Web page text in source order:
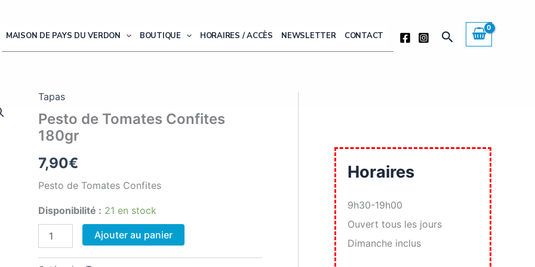
MAISON DE PAYS DU VERDON BOUTIQUE HORAIRES / ACCÈS NEWSLETTER CONTACT Rechercher
Tapas
Pesto de Tomates Confites
180gr
7,90€
Pesto de Tomates Confites
Disponibilité : 21 en stock
Ajouter au panier
Horaires
9h30-19h00
Ouvert tous les jours
Dimanche inclus